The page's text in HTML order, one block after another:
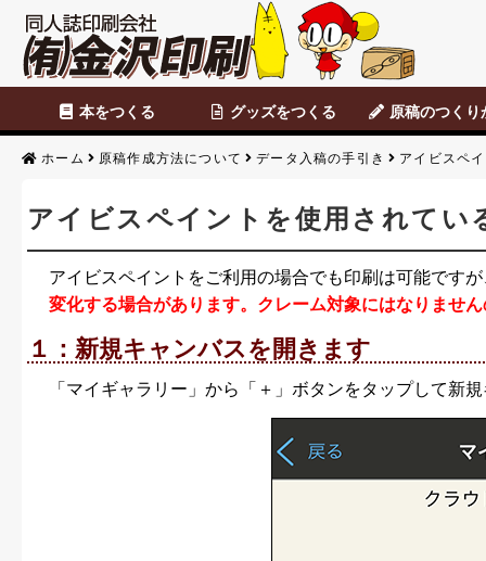
本をつくる
セット商品
カスタマイズ商品
表紙のみ印刷
本文のみ印刷
グッズをつくる
便せん・チラシ
原稿のつくり
原稿のつくりか
データ原稿
Photoshop
CLIP STUDIO
便せん・チラシ原
アナログ原稿
背幅表
ホーム 原稿作成方法について データ入稿の手引き アイビスペ
アイビスペイントを使用されてい
アイビスペイントをご利用の場合でも印刷は可能です
変化する場合があります。クレーム対象にはなりませ
１：新規キャンバスを開きます
「マイギャラリー」から「＋」ボタンをタップして新